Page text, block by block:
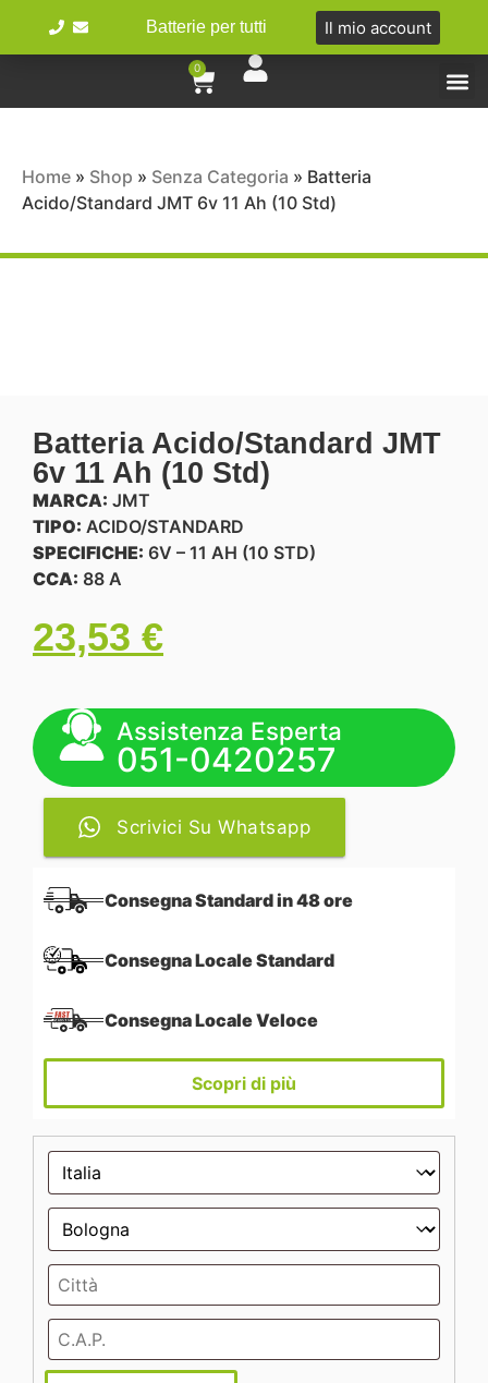
Batterie per tutti Il mio account
0
Home » Shop » Senza Categoria » Batteria
Acido/Standard JMT 6v 11 Ah (10 Std)
Batteria Acido/Standard JMT
6v 11 Ah (10 Std)
MARCA: JMT
TIPO: ACIDO/STANDARD
SPECIFICHE: 6V – 11 AH (10 STD)
CCA: 88 A
23,53 €
Assistenza Esperta
051-0420257
Scrivici Su Whatsapp
Consegna Standard in 48 ore
Consegna Locale Standard
Consegna Locale Veloce
Scopri di più